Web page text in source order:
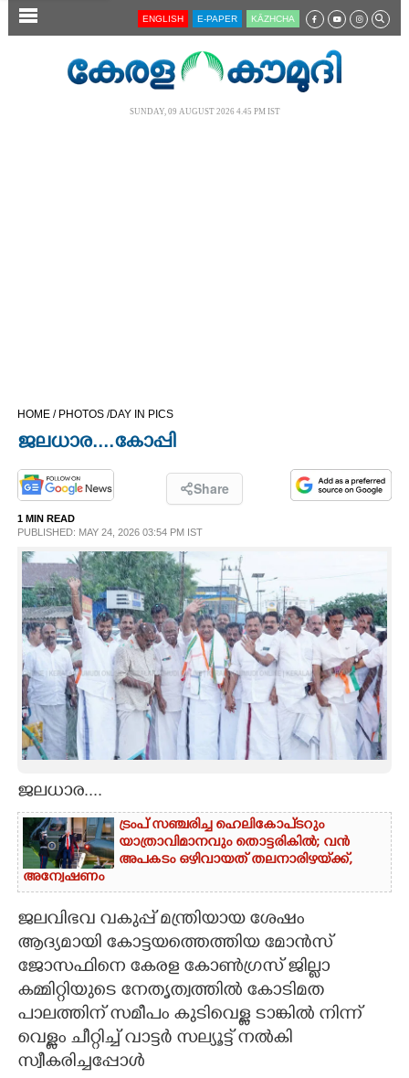
SECTIONS
OPINION
PHOTOS
LIFESTYLE
SPIRITUAL
INFO+
ART
ASTRO
CARTOONS
CONTACT US
ENGLISH E-PAPER KĀZHCHA
SUNDAY, 09 AUGUST 2026 4.45 PM IST
HOME / PHOTOS /DAY IN PICS
ജലധാര....കോപ്പി
Share
1 MIN READ
PUBLISHED: MAY 24, 2026 03:54 PM IST
ജലധാര....
ട്രംപ് സഞ്ചരിച്ച ഹെലികോപ്‌ടറും
യാത്രാവിമാനവും തൊട്ടരികിൽ; വൻ
അപകടം ഒഴിവായത് തലനാരിഴയ്‌ക്ക്,
അന്വേഷണം
ജലവിഭവ വകുപ്പ് മന്ത്രിയായ ശേഷം
ആദ്യമായി കോട്ടയത്തെത്തിയ മോൻസ്
ജോസഫിനെ കേരള കോൺഗ്രസ് ജില്ലാ
കമ്മിറ്റിയുടെ നേതൃത്വത്തിൽ കോടിമത
പാലത്തിന് സമീപം കുടിവെള്ള ടാങ്കിൽ നിന്ന്
വെള്ളം ചീറ്റിച്ച് വാട്ടർ സല്യൂട്ട് നൽകി
സ്വീകരിച്ചപ്പോൾ